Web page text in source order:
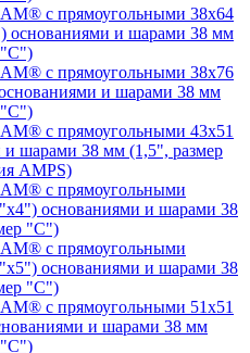
с прямоугольными 38х64
основаниями и шарами 38 мм
"C")
с прямоугольными 38х76
и шарами 38 мм
"C")
с прямоугольными 43х51
и шарами 38 мм (1,5", размер
AMPS)
с прямоугольными
основаниями и шарами 38
"C")
с прямоугольными
основаниями и шарами 38
"C")
с прямоугольными 51х51
и шарами 38 мм
"C")